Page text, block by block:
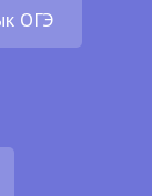
ОГЭ